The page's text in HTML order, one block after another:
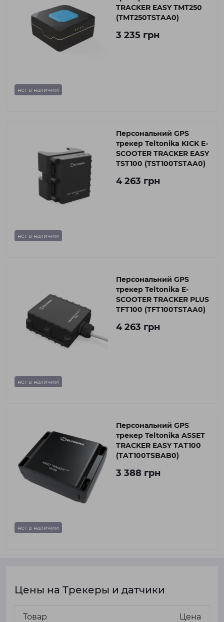
нет в наличии
TRACKER EASY TMT250
(TMT250TSTAA0)
3 235 грн
нет в наличии
Персональний GPS
трекер Teltonika KICK E-
SCOOTER TRACKER EASY
TST100 (TST100TSTAA0)
4 263 грн
нет в наличии
Персональний GPS
трекер Teltonika E-
SCOOTER TRACKER PLUS
TFT100 (TFT100TSTAA0)
4 263 грн
нет в наличии
Персональний GPS
трекер Teltonika ASSET
TRACKER EASY TAT100
(TAT100TSBAB0)
3 388 грн
Цены на Трекеры и датчики
Товар Цена